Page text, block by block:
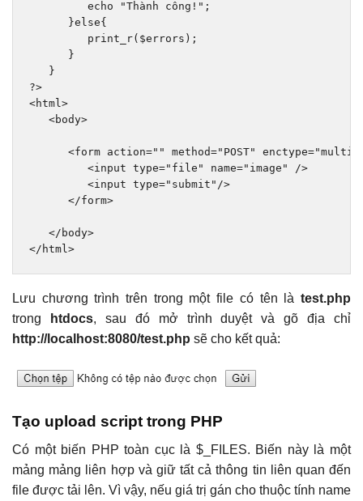
         echo
"Thành công!" ;
}else{
         print_r
( $errors );
}
}
?>
<html>
<body>
<form action="" method="POST" enctype=
<input type="file" name="image"
/>
<input type="submit" />
</form>
</body>
</html>
Lưu chương trình trên trong một file có tên là test.php
trong
htdocs, sau đó mở trình duyệt và gõ địa chỉ
http://localhost:8080/test.php sẽ cho kết quả:
Tạo upload script trong PHP
Có một biến PHP toàn cục là $_FILES. Biến này là một
mảng mảng liên hợp và giữ tất cả thông tin liên quan đến
file được tải lên. Vì vậy, nếu giá trị gán cho thuộc tính name